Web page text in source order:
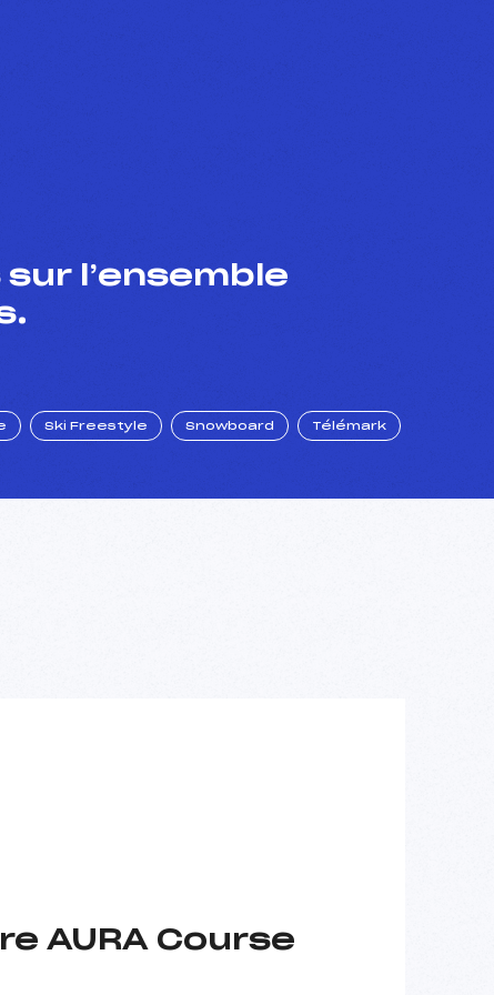
l’ensemble
Ski Freestyle Snowboard Télémark
AURA Course